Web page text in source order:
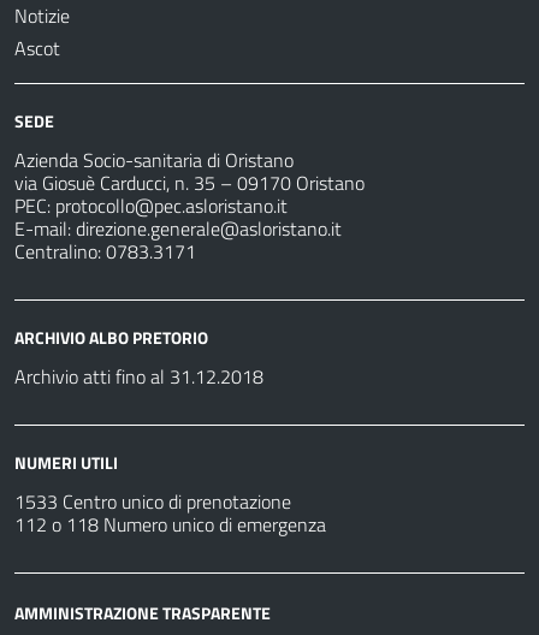
Notizie
Ascot
SEDE
Azienda Socio-sanitaria di Oristano
via Giosuè Carducci, n. 35 – 09170 Oristano
PEC: protocollo@pec.asloristano.it
E-mail:direzione.generale@asloristano.it
Centralino: 0783.3171
ARCHIVIO ALBO PRETORIO
Archivio atti fino al 31.12.2018
NUMERI UTILI
1533 Centro unico di prenotazione
112 o 118 Numero unico di emergenza
AMMINISTRAZIONE TRASPARENTE